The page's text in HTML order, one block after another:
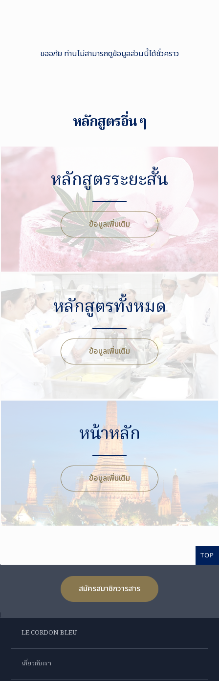
ขออภัย ท่านไม่สามารถดูข้อมูลส่วนนี้ได้ชั่วคราว
หลักสูตรอื่น ๆ
หลักสูตรระยะสั้น
ข้อมูลเพิ่มเติม
หลักสูตรทั้งหมด
ข้อมูลเพิ่มเติม
หน้าหลัก
ข้อมูลเพิ่มเติม
TOP
สมัครสมาชิกวารสาร
LE CORDON BLEU
เกี่ยวกับเรา